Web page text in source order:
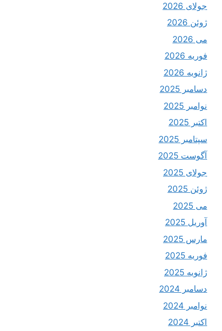
جولای 2026
ژوئن 2026
می 2026
فوریه 2026
ژانویه 2026
دسامبر 2025
نوامبر 2025
اکتبر 2025
سپتامبر 2025
آگوست 2025
جولای 2025
ژوئن 2025
می 2025
آوریل 2025
مارس 2025
فوریه 2025
ژانویه 2025
دسامبر 2024
نوامبر 2024
اکتبر 2024